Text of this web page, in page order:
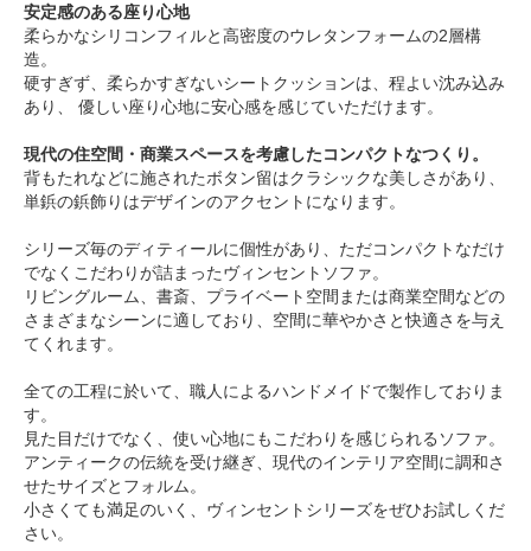
安定感のある座り心地
柔らかなシリコンフィルと高密度のウレタンフォームの2層構
造。
硬すぎず、柔らかすぎないシートクッションは、程よい沈み込み
あり、 優しい座り心地に安心感を感じていただけます。
現代の住空間・商業スペースを考慮したコンパクトなつくり。
背もたれなどに施されたボタン留はクラシックな美しさがあり、
単鋲の鋲飾りはデザインのアクセントになります。
シリーズ毎のディティールに個性があり、ただコンパクトなだけ
でなくこだわりが詰まったヴィンセントソファ。
リビングルーム、書斎、プライベート空間または商業空間などの
さまざまなシーンに適しており、空間に華やかさと快適さを与え
てくれます。
全ての工程に於いて、職人によるハンドメイドで製作しておりま
す。
見た目だけでなく、使い心地にもこだわりを感じられるソファ。
アンティークの伝統を受け継ぎ、現代のインテリア空間に調和さ
せたサイズとフォルム。
小さくても満足のいく、ヴィンセントシリーズをぜひお試しくだ
さい。